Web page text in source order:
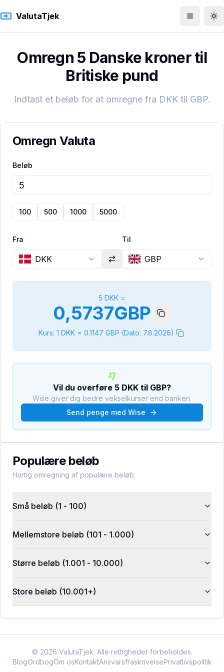
ValutaTjek Åbn menu
Omregn 5 Danske kroner til
Britiske pund
Indtast et beløb for at omregne fra DKKtil GBP.
Omregn Valuta
Beløb
100 500 1000 5000
Fra
DKK
Til
GBP
5 DKK =
0,5737GBP
Kurs: 1 DKK= 0.1147 GBP (Dato: 7.8.2026)
Vil du overføre 5 DKK til GBP?
Wise giver dig bedre vekselkurser end banken.
Send penge med Wise
Populære beløb
Hurtig omregning af populære beløb.
Små beløb (1 - 100)
Mellemstore beløb (101 - 1.000)
Større beløb (1.001 - 10.000)
Store beløb (10.001+)
© 2026 ValutaTjek. Alle rettigheder forbeholdes.
BlogOrdbogOm osKontaktAnsvarsfraskrivelsePrivatlivspolitik